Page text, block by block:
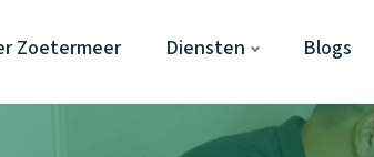
Zoetermeer Diensten Blogs